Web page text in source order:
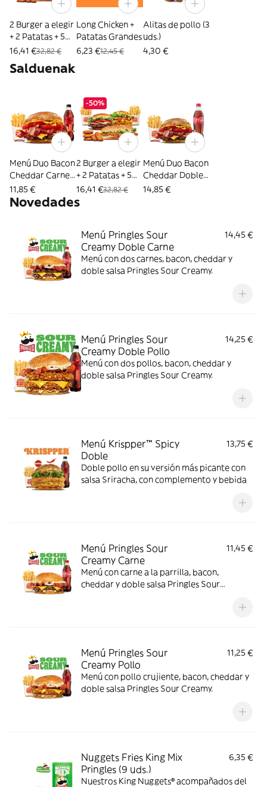
2 Burger a elegir
+ 2 Patatas + 5
Nuggets
16,41 €32,82 €
Long Chicken +
Patatas Grandes
6,23 €12,45 €
Alitas de pollo (3
uds.)
4,30 €
Salduenak
Menú Duo Bacon
Cheddar Carne
Grande
11,85 €
-50%
2 Burger a elegir
+ 2 Patatas + 5
Nuggets
16,41 €32,82 €
Menú Duo Bacon
Cheddar Doble
Carne Grande
14,85 €
Novedades
Menú Pringles Sour
Creamy Doble Carne
14,45 €
Menú con dos carnes, bacon, cheddar y
doble salsa Pringles Sour Creamy.
Menú Pringles Sour
Creamy Doble Pollo
14,25 €
Menú con dos pollos, bacon, cheddar y
doble salsa Pringles Sour Creamy.
Menú Krispper™ Spicy
Doble
13,75 €
Doble pollo en su versión más picante con
salsa Sriracha, con complemento y bebida
Menú Pringles Sour
Creamy Carne
11,45 €
Menú con carne a la parrilla, bacon,
cheddar y doble salsa Pringles Sour
Menú Pringles Sour
Creamy Pollo
11,25 €
Menú con pollo crujiente, bacon, cheddar y
doble salsa Pringles Sour Creamy.
Nuggets Fries King Mix
Pringles (9 uds.)
6,35 €
Nuestros King Nuggets® acompañados del